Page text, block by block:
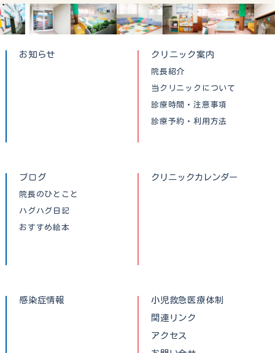
お知らせ クリニック案内
院長紹介
当クリニックについて
診療時間・注意事項
診療予約・利用方法
ブログ
院長のひとこと
ハグハグ日記
おすすめ絵本
クリニックカレンダー
感染症情報
小児救急医療体制
関連リンク
アクセス